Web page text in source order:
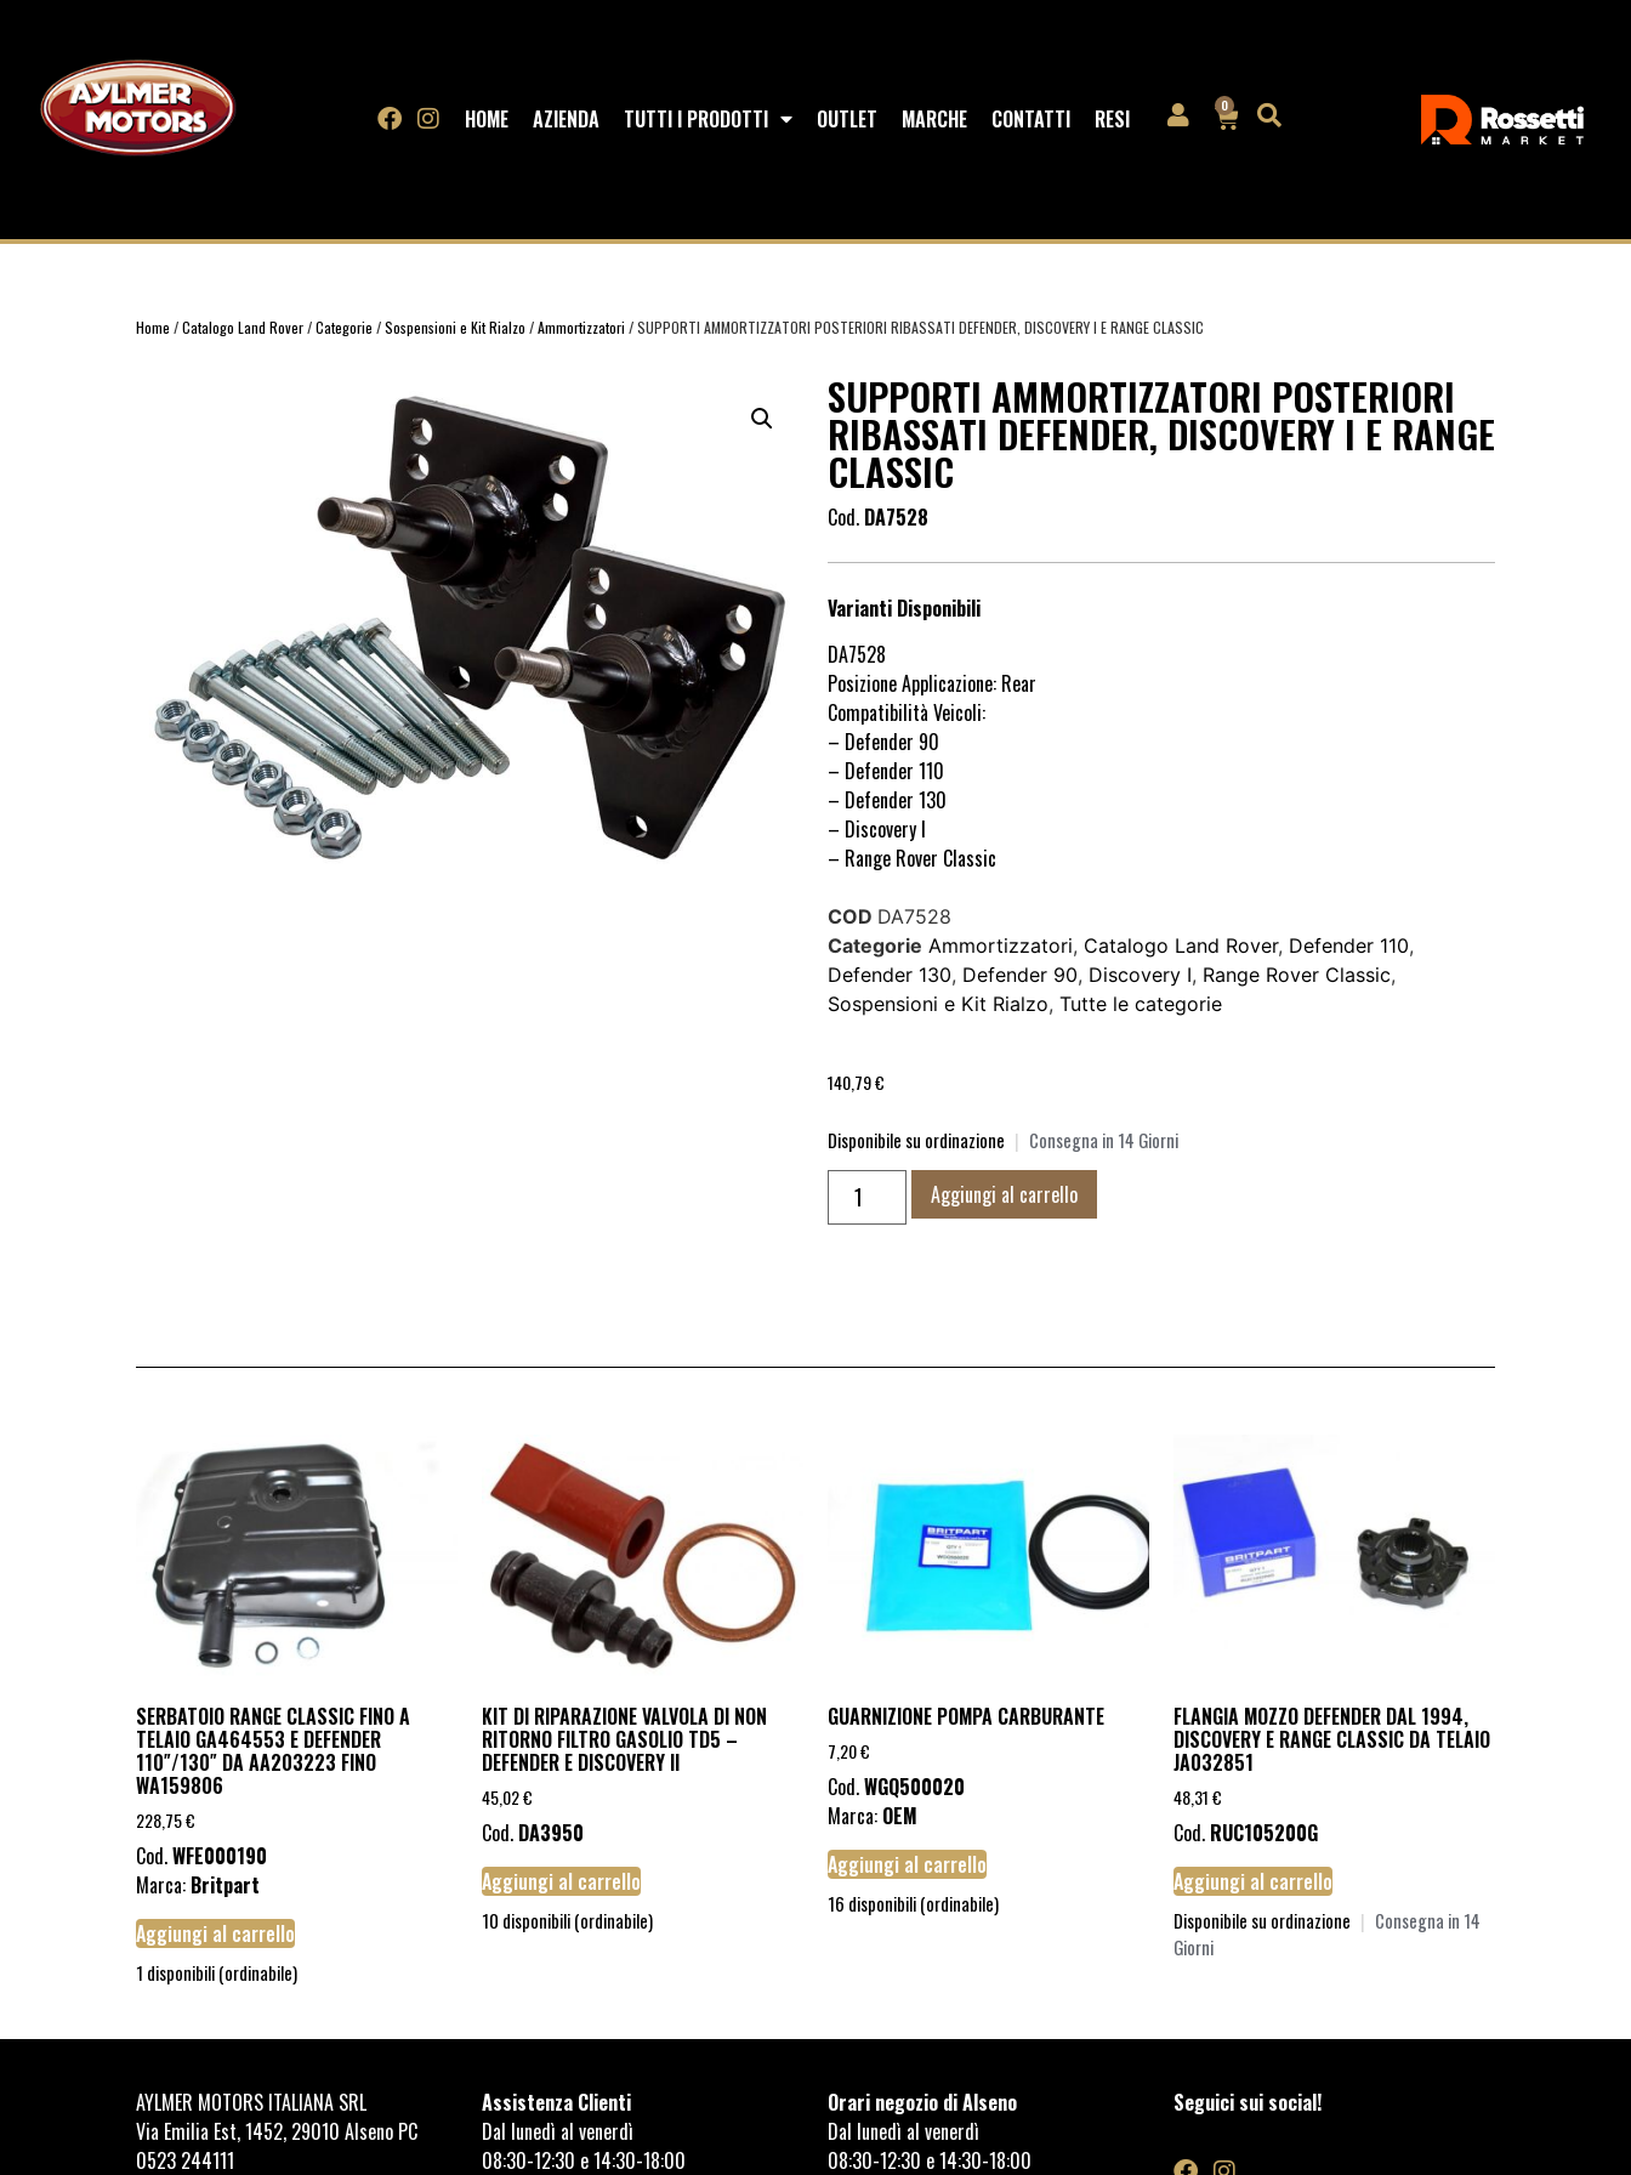
HOME AZIENDA TUTTI I PRODOTTI OUTLET MARCHE CONTATTI RESI 0
Home /Catalogo Land Rover/Categorie /Sospensioni e Kit Rialzo /Ammortizzatori / SUPPORTI AMMORTIZZATORI POSTERIORI RIBASSATI DEFENDER, DISCOVERY I E RANGE CLASSIC
SUPPORTI AMMORTIZZATORI POSTERIORI
RIBASSATI DEFENDER, DISCOVERY I E RANGE
CLASSIC
Cod. DA7528
Varianti Disponibili
DA7528
Posizione Applicazione: Rear
Compatibilità Veicoli:
– Defender 90
– Defender 110
– Defender 130
– Discovery I
– Range Rover Classic
COD DA7528
Categorie Ammortizzatori, Catalogo Land Rover, Defender 110,
Defender 130, Defender 90, Discovery I, Range Rover Classic,
Sospensioni e Kit Rialzo, Tutte le categorie
140,79€
Disponibile su ordinazione | Consegna in 14 Giorni
Aggiungi al carrello
SERBATOIO RANGE CLASSIC FINO A
TELAIO GA464553 E DEFENDER
110″/130″ DA AA203223 FINO
WA159806
228,75€
Cod.WFE000190
Marca: Britpart
Aggiungi al carrello
1 disponibili (ordinabile)
KIT DI RIPARAZIONE VALVOLA DI NON
RITORNO FILTRO GASOLIO TD5 –
DEFENDER E DISCOVERY II
45,02€
Cod. DA3950
Aggiungi al carrello
10 disponibili (ordinabile)
GUARNIZIONE POMPA CARBURANTE
7,20€
Cod.WGQ500020
Marca: OEM
Aggiungi al carrello
16 disponibili (ordinabile)
FLANGIA MOZZO DEFENDER DAL 1994,
DISCOVERY E RANGE CLASSIC DA TELAIO
JA032851
48,31€
Cod. RUC105200G
Aggiungi al carrello
Disponibile su ordinazione | Consegna in 14
Giorni
AYLMER MOTORS ITALIANA SRL
Via Emilia Est, 1452, 29010 Alseno PC
0523 244111
Assistenza Clienti
Dal lunedì al venerdì
08:30-12:30 e 14:30-18:00
Orari negozio di Alseno
Dal lunedì al venerdì
08:30-12:30 e 14:30-18:00
Seguici sui social!